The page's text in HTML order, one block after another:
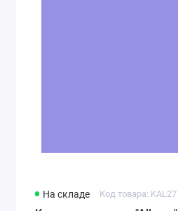
На складе Код товара: KAL27